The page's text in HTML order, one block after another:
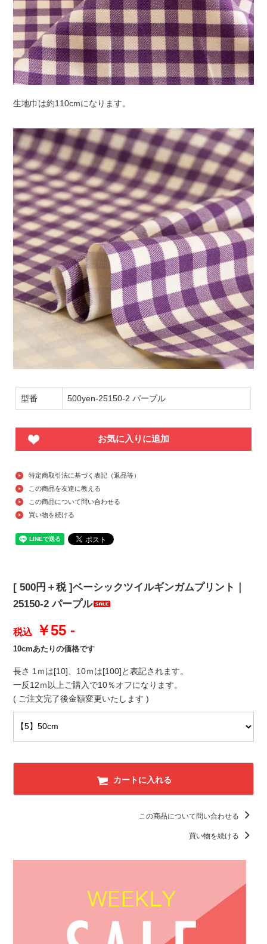
生地巾は約110cmになります。
型番 500yen-25150-2 パープル
お気に入りに追加
特定商取引法に基づく表記（返品等）
この商品を友達に教える
この商品について問い合わせる
買い物を続ける
[ 500円＋税 ]ベーシックツイルギンガムプリント｜
25150-2 パープル
税込 ￥55 -
10cmあたりの価格です
長さ 1ｍは[10]、10ｍは[100]と表記されます。
一反12ｍ以上ご購入で10％オフになります。
( ご注文完了後金額変更いたします )
カートに入れる
この商品について問い合わせる
買い物を続ける